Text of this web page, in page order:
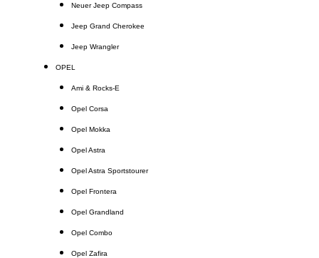
Neuer Jeep Compass
Jeep Grand Cherokee
Jeep Wrangler
OPEL
Ami & Rocks-E
Opel Corsa
Opel Mokka
Opel Astra
Opel Astra Sportstourer
Opel Frontera
Opel Grandland
Opel Combo
Opel Zafira